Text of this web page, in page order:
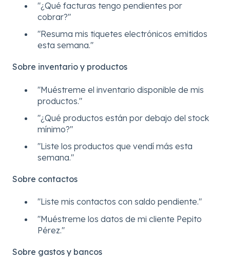
"¿Qué facturas tengo pendientes por
cobrar?"
"Resuma mis tiquetes electrónicos emitidos
esta semana."
Sobre inventario y productos
"Muéstreme el inventario disponible de mis
productos."
"¿Qué productos están por debajo del stock
mínimo?"
"Liste los productos que vendí más esta
semana."
Sobre contactos
"Liste mis contactos con saldo pendiente."
"Muéstreme los datos de mi cliente Pepito
Pérez."
Sobre gastos y bancos